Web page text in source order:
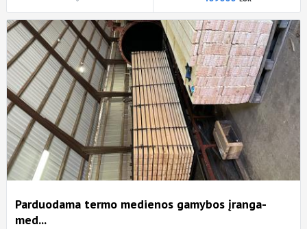
Parduodama termo medienos gamybos įranga-
med...